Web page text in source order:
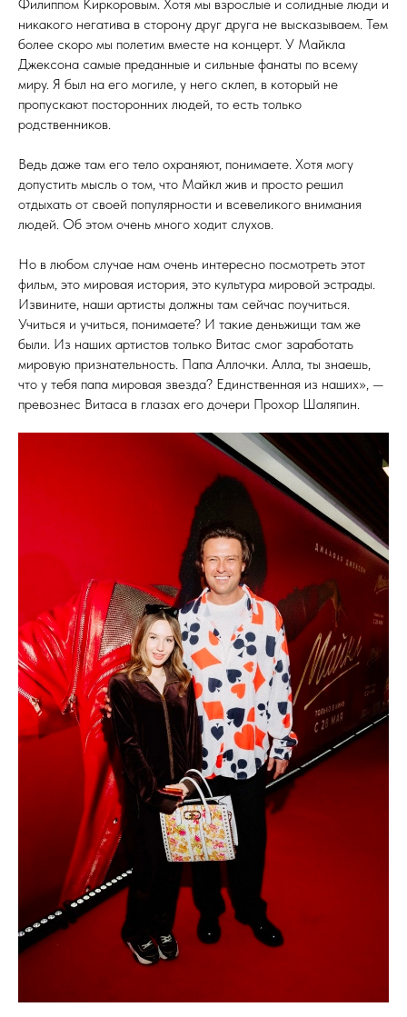
Филиппом Киркоровым. Хотя мы взрослые и солидные люди и
никакого негатива в сторону друг друга не высказываем. Тем
более скоро мы полетим вместе на концерт. У Майкла
Джексона самые преданные и сильные фанаты по всему
миру. Я был на его могиле, у него склеп, в который не
пропускают посторонних людей, то есть только
родственников.
Ведь даже там его тело охраняют, понимаете. Хотя могу
допустить мысль о том, что Майкл жив и просто решил
отдыхать от своей популярности и всевеликого внимания
людей. Об этом очень много ходит слухов.
Но в любом случае нам очень интересно посмотреть этот
фильм, это мировая история, это культура мировой эстрады.
Извините, наши артисты должны там сейчас поучиться.
Учиться и учиться, понимаете? И такие деньжищи там же
были. Из наших артистов только Витас смог заработать
мировую признательность. Папа Аллочки. Алла, ты знаешь,
что у тебя папа мировая звезда? Единственная из наших», —
превознес Витаса в глазах его дочери Прохор Шаляпин.